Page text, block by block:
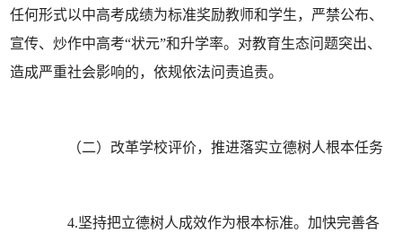
任何形式以中高考成绩为标准奖励教师和学生，严禁公布、
宣传、炒作中高考“状元”和升学率。对教育生态问题突出、
造成严重社会影响的，依规依法问责追责。
（二）改革学校评价，推进落实立德树人根本任务
4.坚持把立德树人成效作为根本标准。加快完善各